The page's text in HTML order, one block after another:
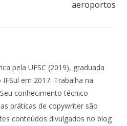
aeroportos
pela UFSC (2019), graduada
em 2017. Trabalha na
conhecimento técnico
práticas de copywriter são
conteúdos divulgados no blog